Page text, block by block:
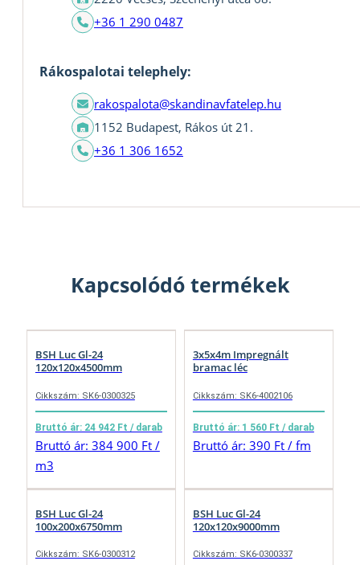
+36 1 290 0487
Rákospalotai telephely:
rakospalota@skandinavfatelep.hu
1152 Budapest, Rákos út 21.
+36 1 306 1652
Kapcsolódó termékek
BSH Luc Gl-24
120x120x4500mm
Cikkszám: SK6-0300325
Bruttó ár: 24 942 Ft / darab
Bruttó ár: 384 900 Ft /
m3
3x5x4m Impregnált
bramac léc
Cikkszám: SK6-4002106
Bruttó ár: 1 560 Ft / darab
Bruttó ár: 390 Ft / fm
BSH Luc Gl-24
100x200x6750mm
Cikkszám: SK6-0300312
BSH Luc Gl-24
120x120x9000mm
Cikkszám: SK6-0300337